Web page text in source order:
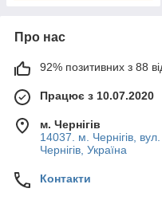
Про нас
92% позитивних з 88
Працює з 10.07.2020
м. Чернігів
14037. м. Чернігів,
Чернігів, Україна
Контакти